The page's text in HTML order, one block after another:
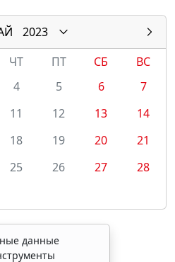
2023
ЧТ ПТ СБ
ВС
4 5 6
7
11 12 13
14
18 19 20
21
25 26 27
28
данные